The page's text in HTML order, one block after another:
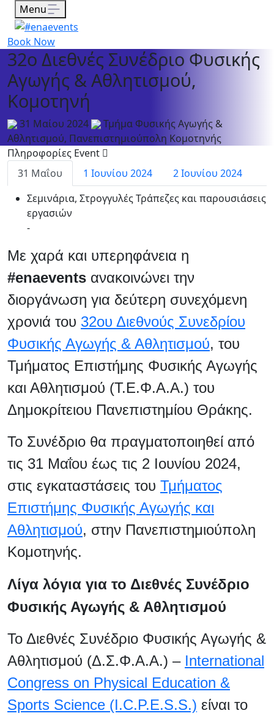
Menu
Book Now
32ο Διεθνές Συνέδριο Φυσικής
Αγωγής & Αθλητισμού,
Κομοτηνή
31 Μαίου 2024
Τμήμα Φυσικής Αγωγής &
Αθλητισμού, Πανεπιστημιούπολη Κομοτηνής
Πληροφορίες Event
31 Μαΐου
1 Ιουνίου 2024
2 Ιουνίου 2024
Σεμινάρια, Στρογγυλές Τράπεζες και παρουσιάσεις
εργασιών
-
Με χαρά και υπερηφάνεια η
#enaevents ανακοινώνει την
διοργάνωση για δεύτερη συνεχόμενη
χρονιά του 32ου Διεθνούς Συνεδρίου
Φυσικής Αγωγής & Αθλητισμού, του
Τμήματος Επιστήμης Φυσικής Αγωγής
και Αθλητισμού (Τ.Ε.Φ.Α.Α.) του
Δημοκρίτειου Πανεπιστημίου Θράκης.
Το Συνέδριο θα πραγματοποιηθεί από
τις 31 Μαΐου έως τις 2 Ιουνίου 2024,
στις εγκαταστάσεις του Τμήματος
Επιστήμης Φυσικής Αγωγής και
Αθλητισμού, στην Πανεπιστημιούπολη
Κομοτηνής.
Λίγα λόγια για το Διεθνές Συνέδριο
Φυσικής Αγωγής & Αθλητισμού
Το Διεθνές Συνέδριο Φυσικής Αγωγής &
Αθλητισμού (Δ.Σ.Φ.Α.Α.) – International
Congress on Physical Education &
Sports Science (I.C.P.E.S.S.) είναι το